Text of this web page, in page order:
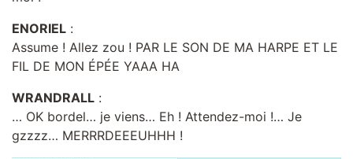
ENORIEL :
Assume ! Allez zou ! PAR LE SON DE MA HARPE ET LE
FIL DE MON ÉPÉE YAAA HA
WRANDRALL :
… OK bordel… je viens… Eh ! Attendez-moi !… Je
gzzzz… MERRRDEEEUHHH !